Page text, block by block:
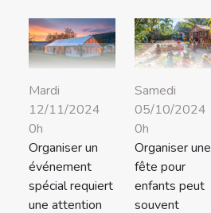
Mardi
12/11/2024
0h
Organiser un
événement
spécial requiert
une attention
Samedi
05/10/2024
0h
Organiser une
fête pour
enfants peut
souvent